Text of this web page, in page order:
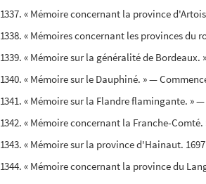
1337. « Mémoire concernant la province
1338. « Mémoires concernant les provinces du
1339. « Mémoire sur la généralité de
1340. « Mémoire sur le Dauphiné. » —
1341. « Mémoire sur la Flandre flamingante. »
1342. « Mémoire concernant la Franche-
1343. « Mémoire sur la province d'Hainaut.
1344. « Mémoire concernant la province du